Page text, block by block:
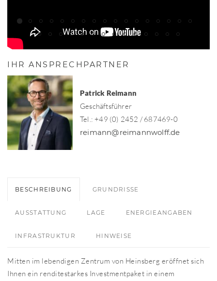
IHR ANSPRECHPARTNER
Patrick Reimann
Geschäftsführer
Tel.: +49 (0) 2452 / 687469-0
reimann@reimannwolff.de
BESCHREIBUNG GRUNDRISSE
AUSSTATTUNG LAGE ENERGIEANGABEN
INFRASTRUKTUR HINWEISE
Mitten im lebendigen Zentrum von Heinsberg eröffnet sich
Ihnen ein renditestarkes Investmentpaket in einem